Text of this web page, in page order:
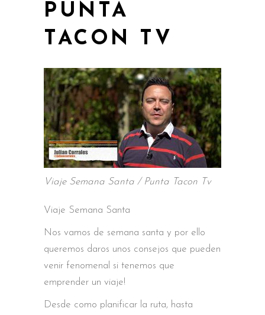
PUNTA
TACON TV
Viaje Semana Santa / Punta Tacon Tv
Viaje Semana Santa
Nos vamos de semana santa y por ello
queremos daros unos consejos que pueden
venir fenomenal si tenemos que
emprender un viaje!
Desde como planificar la ruta, hasta